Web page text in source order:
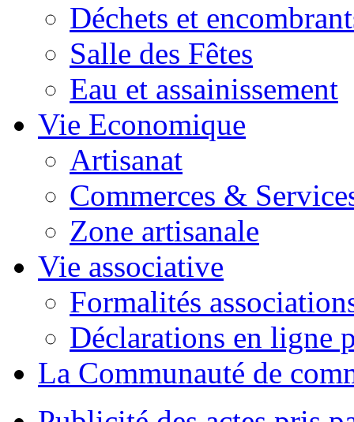
Déchets et
Salle des Fêtes
Eau et assainissement
Vie Economique
Artisanat
Commerces &
Zone artisanale
Vie associative
Formalités
Déclarations en ligne
La Communauté de